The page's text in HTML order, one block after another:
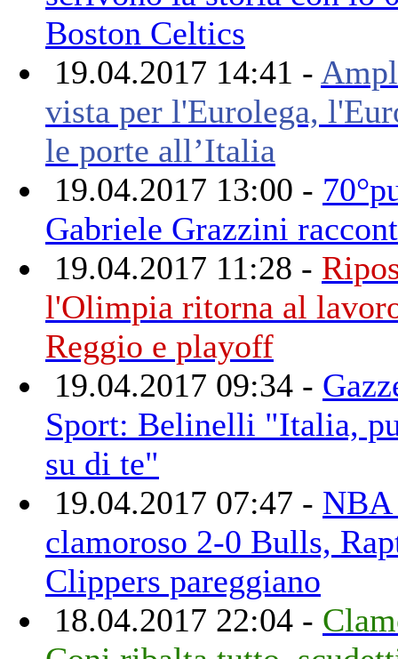
Boston Celtics
19.04.2017 14:41 -
vista per l'Eurolega,
le porte all’Italia
19.04.2017 13:00 -
Gabriele Grazzini
19.04.2017 11:28 -
l'Olimpia ritorna al
Reggio e playoff
19.04.2017 09:34 -
Sport: Belinelli "Italia,
su di te"
19.04.2017 07:47 -
clamoroso 2-0 Bulls,
Clippers pareggiano
18.04.2017 22:04 -